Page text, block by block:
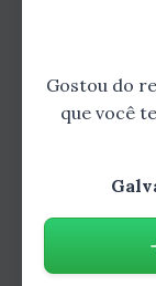
capazes de
alcançar seu
Capítulo 5:
Gostou do
que você